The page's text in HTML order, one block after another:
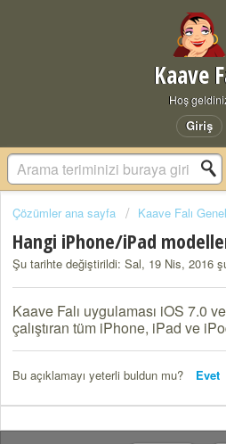
Kaave
Hoş
Giriş
Çözümler ana sayfa Kaave Falı Genel
Hangi iPhone/iPad
Şu tarihte değiştirildi: Sal, 19 Nis, 2016
Kaave Falı uygulaması iOS 7.0
çalıştıran tüm iPhone, iPad ve
Bu açıklamayı yeterli buldun mu? Evet